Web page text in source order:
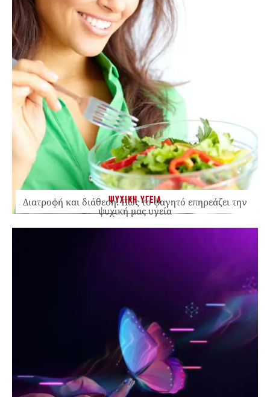
ΨΥΧΙΚΗ ΥΓΕΙΑ
Διατροφή και διάθεση: Πώς το φαγητό επηρεάζει την
ψυχική μας υγεία